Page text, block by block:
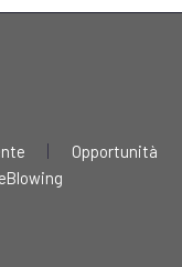
Opportunità